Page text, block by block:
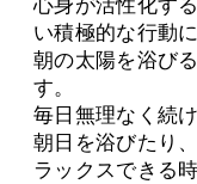
心身が活性化す
い積極的な行動
朝の太陽を浴び
す。
毎日無理なく続
朝日を浴びたり
ラックスできる